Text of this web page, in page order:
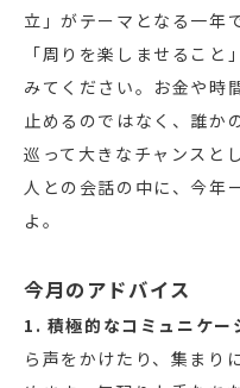
立」がテーマとなる一年
「周りを楽しませるこ
みてください。お金や時
止めるのではなく、誰か
巡って大きなチャンスと
人との会話の中に、今年
よ。
今月のアドバイス
1. 積極的なコミュニケー
ら声をかけたり、集まり